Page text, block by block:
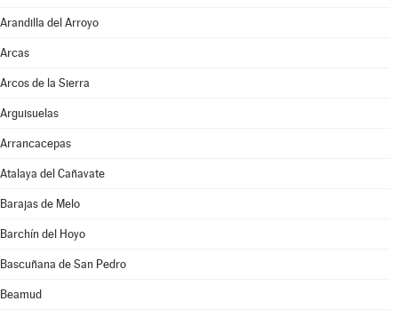
Arandilla del Arroyo
Arcas
Arcos de la Sierra
Arguisuelas
Arrancacepas
Atalaya del Cañavate
Barajas de Melo
Barchín del Hoyo
Bascuñana de San Pedro
Beamud